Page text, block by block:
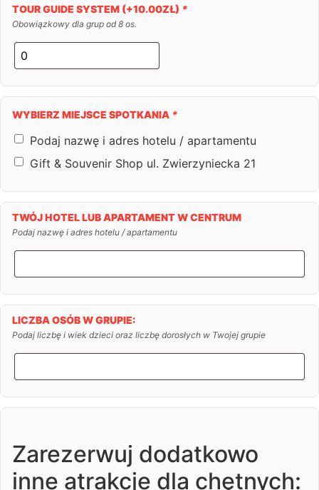
TOUR GUIDE SYSTEM (+10.00ZŁ) *
Obowiązkowy dla grup od 8 os.
WYBIERZ MIEJSCE SPOTKANIA *
Podaj nazwę i adres hotelu / apartamentu
Gift & Souvenir Shop ul. Zwierzyniecka 21
TWÓJ HOTEL LUB APARTAMENT W CENTRUM
Podaj nazwę i adres hotelu / apartamentu
LICZBA OSÓB W GRUPIE:
Podaj liczbę i wiek dzieci oraz liczbę dorosłych w Twojej grupie
Zarezerwuj dodatkowo
inne atrakcje dla chętnych: